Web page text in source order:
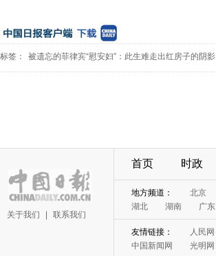
标签： 被遗忘的菲律宾“慰安妇”：此生难走出红房子的阴影
关于我们 联系我们
首页 时政
地方频道： 北京
湖北
湖南 广东
友情链接： 人民网
中国新闻网
光明网